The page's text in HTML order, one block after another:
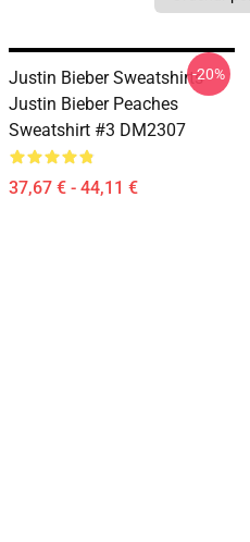
Justin Bieber Sweatshirts -
Justin Bieber Peaches
Sweatshirt #3 DM2307
37,67 € - 44,11 €
-20%